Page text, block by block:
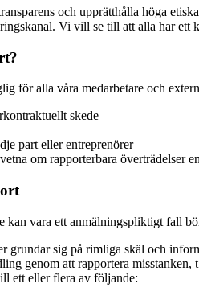
och upprätthålla höga
Vi vill se till att alla har
för alla våra medarbetare och
skede
part eller entreprenörer
om rapporterbara överträdelser
kan vara ett anmälningspliktigt fall
grundar sig på rimliga skäl och
genom att rapportera
ett eller flera av följande: